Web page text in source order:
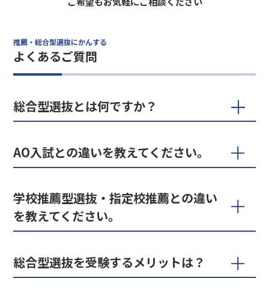
推薦・総合型選抜にかんする
よくあるご質問
総合型選抜とは何ですか？
AO入試との違いを教えてください。
学校推薦型選抜・指定校推薦との違い
を教えてください。
総合型選抜を受験するメリットは？